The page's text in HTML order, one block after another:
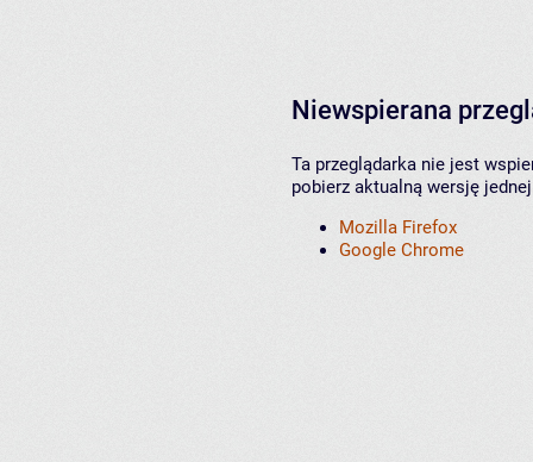
Niewspierana
Ta przeglądarka nie jest
pobierz aktualną wersję
Mozilla Firefox
Google Chrome